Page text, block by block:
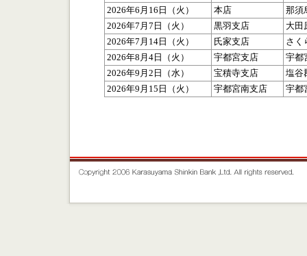
2026年6月16日（火）
本店
那須
2026年7月7日（火）
黒羽支店
大田
2026年7月14日（火）
氏家支店
さく
2026年8月4日（火）
宇都宮支店
宇都
2026年9月2日（水）
宝積寺支店
塩谷
2026年9月15日（火）
宇都宮南支店 宇都